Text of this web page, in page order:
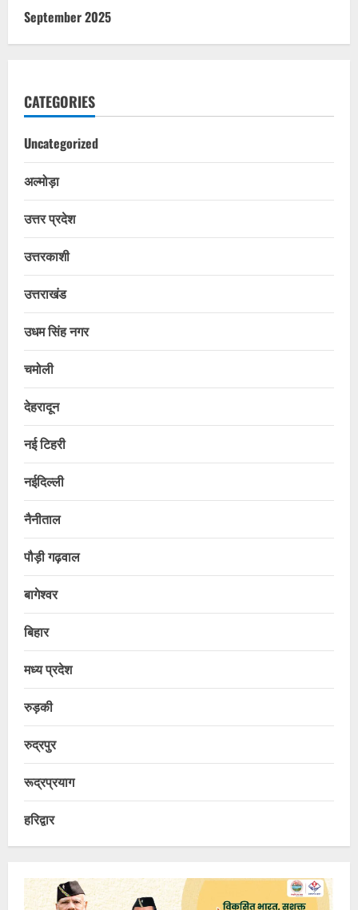
September 2025
CATEGORIES
Uncategorized
अल्मोड़ा
उत्तर प्रदेश
उत्तरकाशी
उत्तराखंड
उधम सिंह नगर
चमोली
देहरादून
नई टिहरी
नईदिल्ली
नैनीताल
पौड़ी गढ़वाल
बागेश्वर
बिहार
मध्य प्रदेश
रुड़की
रुद्रपुर
रूद्रप्रयाग
हरिद्वार